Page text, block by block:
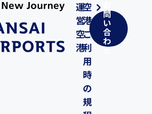
運
営
空
港
空
港
ご
利
用
時
の
規
問
い
合
わ
せ